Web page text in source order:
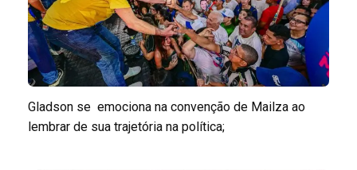
Gladson se emociona na convenção de Mailza ao
lembrar de sua trajetória na política;